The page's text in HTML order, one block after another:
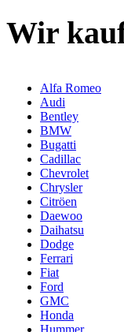
Wir
Alfa Romeo
Audi
Bentley
BMW
Bugatti
Cadillac
Chevrolet
Chrysler
Citröen
Daewoo
Daihatsu
Dodge
Ferrari
Fiat
Ford
GMC
Honda
Hummer